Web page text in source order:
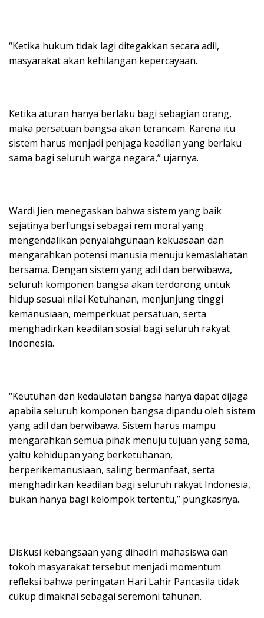
“Ketika hukum tidak lagi ditegakkan secara adil,
masyarakat akan kehilangan kepercayaan.
Ketika aturan hanya berlaku bagi sebagian orang,
maka persatuan bangsa akan terancam. Karena itu
sistem harus menjadi penjaga keadilan yang berlaku
sama bagi seluruh warga negara,” ujarnya.
Wardi Jien menegaskan bahwa sistem yang baik
sejatinya berfungsi sebagai rem moral yang
mengendalikan penyalahgunaan kekuasaan dan
mengarahkan potensi manusia menuju kemaslahatan
bersama. Dengan sistem yang adil dan berwibawa,
seluruh komponen bangsa akan terdorong untuk
hidup sesuai nilai Ketuhanan, menjunjung tinggi
kemanusiaan, memperkuat persatuan, serta
menghadirkan keadilan sosial bagi seluruh rakyat
Indonesia.
“Keutuhan dan kedaulatan bangsa hanya dapat dijaga
apabila seluruh komponen bangsa dipandu oleh sistem
yang adil dan berwibawa. Sistem harus mampu
mengarahkan semua pihak menuju tujuan yang sama,
yaitu kehidupan yang berketuhanan,
berperikemanusiaan, saling bermanfaat, serta
menghadirkan keadilan bagi seluruh rakyat Indonesia,
bukan hanya bagi kelompok tertentu,” pungkasnya.
Diskusi kebangsaan yang dihadiri mahasiswa dan
tokoh masyarakat tersebut menjadi momentum
refleksi bahwa peringatan Hari Lahir Pancasila tidak
cukup dimaknai sebagai seremoni tahunan.